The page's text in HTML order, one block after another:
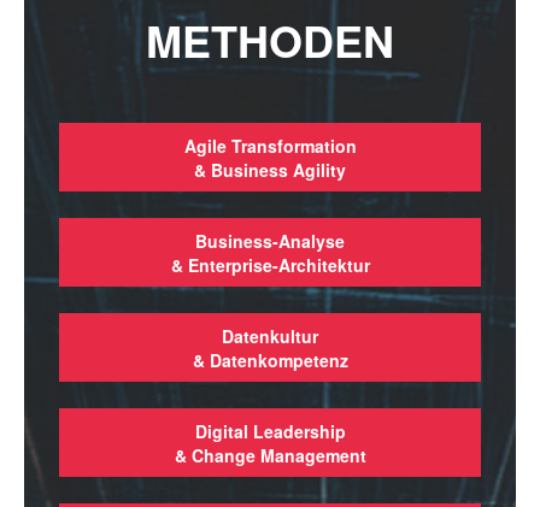
METHODEN
Agile Transformation
& Business Agility
Business-Analyse
& Enterprise-Architektur
Datenkultur
& Datenkompetenz
Digital Leadership
& Change Management